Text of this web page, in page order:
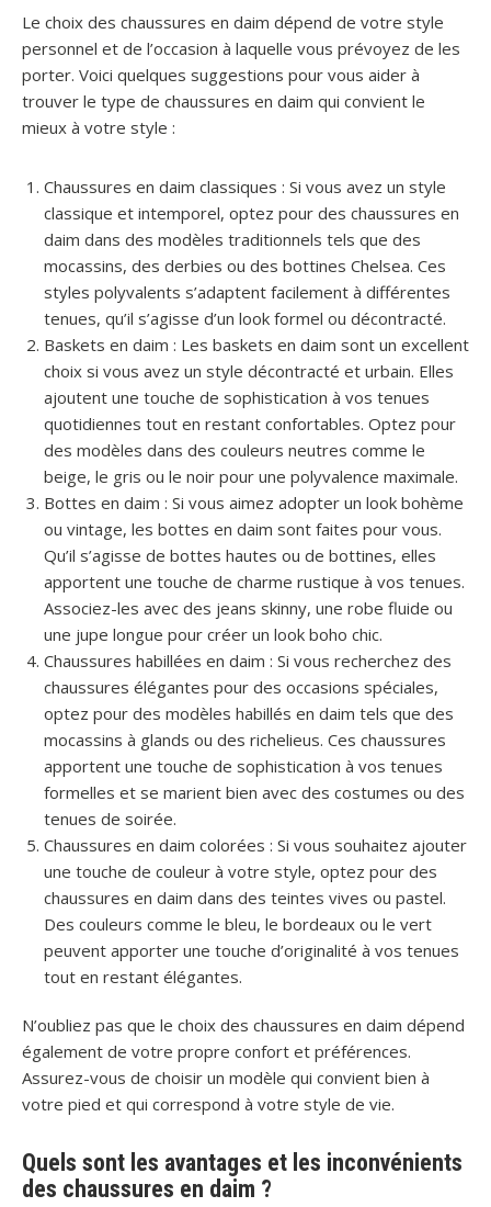
Le choix des chaussures en daim dépend de votre style
personnel et de l’occasion à laquelle vous prévoyez de les
porter. Voici quelques suggestions pour vous aider à
trouver le type de chaussures en daim qui convient le
mieux à votre style :
Chaussures en daim classiques : Si vous avez un style
classique et intemporel, optez pour des chaussures en
daim dans des modèles traditionnels tels que des
mocassins, des derbies ou des bottines Chelsea. Ces
styles polyvalents s’adaptent facilement à différentes
tenues, qu’il s’agisse d’un look formel ou décontracté.
Baskets en daim : Les baskets en daim sont un excellent
choix si vous avez un style décontracté et urbain. Elles
ajoutent une touche de sophistication à vos tenues
quotidiennes tout en restant confortables. Optez pour
des modèles dans des couleurs neutres comme le
beige, le gris ou le noir pour une polyvalence maximale.
Bottes en daim : Si vous aimez adopter un look bohème
ou vintage, les bottes en daim sont faites pour vous.
Qu’il s’agisse de bottes hautes ou de bottines, elles
apportent une touche de charme rustique à vos tenues.
Associez-les avec des jeans skinny, une robe fluide ou
une jupe longue pour créer un look boho chic.
Chaussures habillées en daim : Si vous recherchez des
chaussures élégantes pour des occasions spéciales,
optez pour des modèles habillés en daim tels que des
mocassins à glands ou des richelieus. Ces chaussures
apportent une touche de sophistication à vos tenues
formelles et se marient bien avec des costumes ou des
tenues de soirée.
Chaussures en daim colorées : Si vous souhaitez ajouter
une touche de couleur à votre style, optez pour des
chaussures en daim dans des teintes vives ou pastel.
Des couleurs comme le bleu, le bordeaux ou le vert
peuvent apporter une touche d’originalité à vos tenues
tout en restant élégantes.
N’oubliez pas que le choix des chaussures en daim dépend
également de votre propre confort et préférences.
Assurez-vous de choisir un modèle qui convient bien à
votre pied et qui correspond à votre style de vie.
Quels sont les avantages et les inconvénients
des chaussures en daim ?